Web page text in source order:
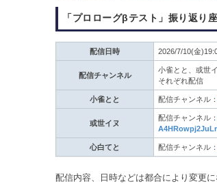
「プロローグβテスト」振り返り
配信日時 2026/7/10(金
配信チャンネル
小雀とと、或世
それぞれ配信
小雀とと 配信チャンネル：
或世イヌ
配信チャンネル：
心白てと 配信チャンネル：
配信内容、日時などは都合により変更